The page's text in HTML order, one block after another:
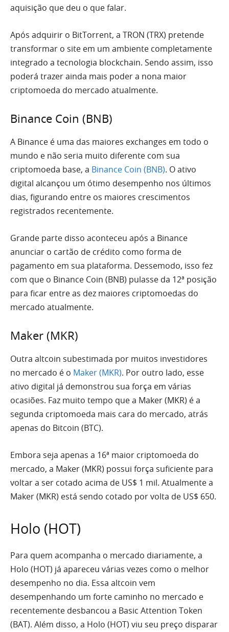
aquisição que deu o que falar.
Após adquirir o BitTorrent, a TRON (TRX) pretende
transformar o site em um ambiente completamente
integrado a tecnologia blockchain. Sendo assim, isso
poderá trazer ainda mais poder a nona maior
criptomoeda do mercado atualmente.
Binance Coin (BNB)
A Binance é uma das maiores exchanges em todo o
mundo e não seria muito diferente com sua
criptomoeda base, a Binance Coin (BNB). O ativo
digital alcançou um ótimo desempenho nos últimos
dias, figurando entre os maiores crescimentos
registrados recentemente.
Grande parte disso aconteceu após a Binance
anunciar o cartão de crédito como forma de
pagamento em sua plataforma. Dessemodo, isso fez
com que o Binance Coin (BNB) pulasse da 12ª posição
para ficar entre as dez maiores criptomoedas do
mercado atualmente.
Maker (MKR)
Outra altcoin subestimada por muitos investidores
no mercado é o Maker (MKR). Por outro lado, esse
ativo digital já demonstrou sua força em várias
ocasiões. Faz muito tempo que a Maker (MKR) é a
segunda criptomoeda mais cara do mercado, atrás
apenas do Bitcoin (BTC).
Embora seja apenas a 16ª maior criptomoeda do
mercado, a Maker (MKR) possui força suficiente para
voltar a ser cotado acima de US$ 1 mil. Atualmente a
Maker (MKR) está sendo cotado por volta de US$ 650.
Holo (HOT)
Para quem acompanha o mercado diariamente, a
Holo (HOT) já apareceu várias vezes como o melhor
desempenho no dia. Essa altcoin vem
desempenhando um forte caminho no mercado e
recentemente desbancou a Basic Attention Token
(BAT). Além disso, a Holo (HOT) viu seu preço disparar